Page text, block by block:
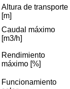
Altura de transporte
[m]
Caudal máximo
[m3/h]
Rendimiento
máximo [%]
Funcionamiento